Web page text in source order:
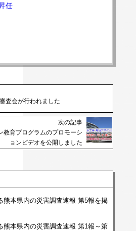
任
査会が行われました
次の記事
教育プログラムのプロモーシ
ョンビデオを公開しました
熊本県内の災害調査速報 第5報を掲
熊本県内の災害調査速報 第1報～第